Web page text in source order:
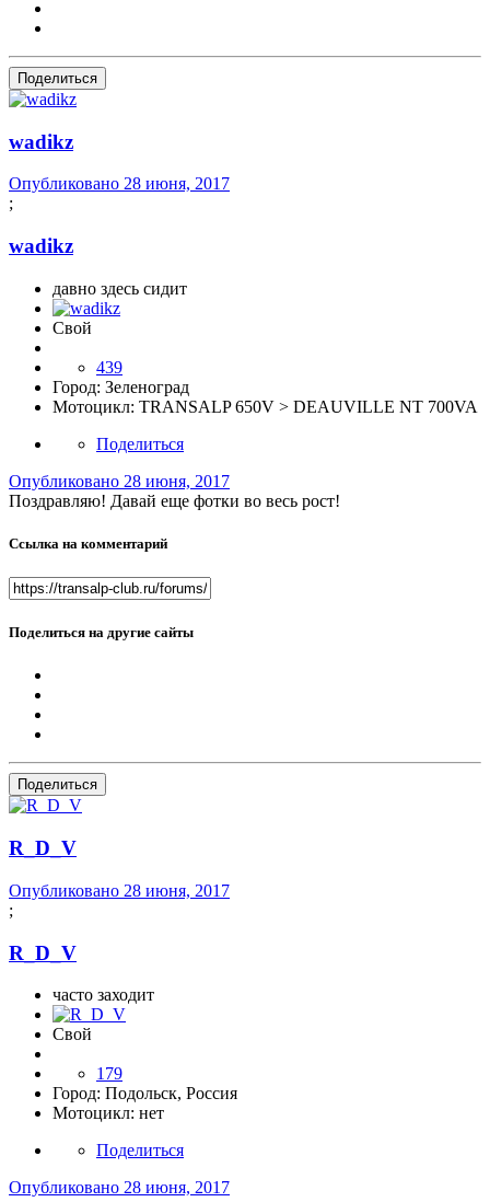
Поделиться
wadikz
Опубликовано 28 июня, 2017
;
wadikz
давно здесь сидит
Свой
439
Город: Зеленоград
Мотоцикл: TRANSALP 650V > DEAUVILLE NT 700VA
Поделиться
Опубликовано 28 июня, 2017
Поздравляю! Давай еще фотки во весь рост!
Ссылка на комментарий
Поделиться на другие сайты
Поделиться
R_D_V
Опубликовано 28 июня, 2017
;
R_D_V
часто заходит
Свой
179
Город: Подольск, Россия
Мотоцикл: нет
Поделиться
Опубликовано 28 июня, 2017